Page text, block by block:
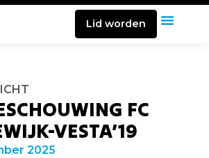
Lid worden
FC
VESTA’19
2025